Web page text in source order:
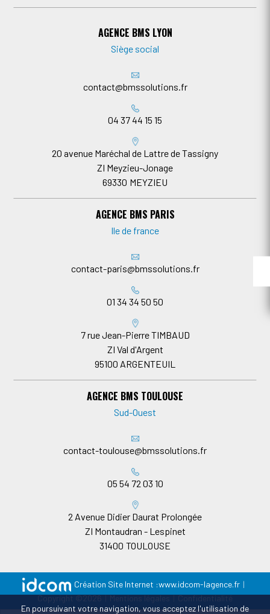
AGENCE BMS LYON
Siège social
contact@bmssolutions.fr
04 37 44 15 15
20 avenue Maréchal de Lattre de Tassigny
ZI Meyzieu-Jonage
69330 MEYZIEU
AGENCE BMS PARIS
Ile de france
contact-paris@bmssolutions.fr
01 34 34 50 50
7 rue Jean-Pierre TIMBAUD
ZI Val d'Argent
95100 ARGENTEUIL
AGENCE BMS TOULOUSE
Sud-Ouest
contact-toulouse@bmssolutions.fr
05 54 72 03 10
2 Avenue Didier Daurat Prolongée
ZI Montaudran - Lespinet
31400 TOULOUSE
Création Site Internet :www.idcom-lagence.fr |
Copyright ©2026 | Mentions légales | Confidentialité
En poursuivant votre navigation, vous acceptez l'utilisation de